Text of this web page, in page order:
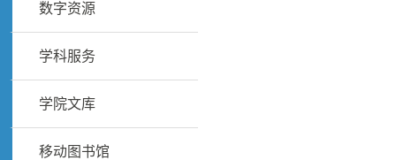
数字资源
学科服务
学院文库
移动图书馆